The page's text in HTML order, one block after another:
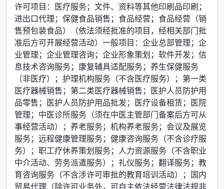
许可项目：医疗服务；文件、资料等其他印刷品印刷；
进出口代理；保健食品销售；食品经营；食品经营（销
售预包装食品）（依法须经批准的项目，经相关部门批
准后方可开展经营活动）一般项目：企业总部管理；企
业管理；企业管理咨询；企业形象策划；软件开发；信
息技术咨询服务；康复辅具适配服务；养生保健服务
（非医疗）；护理机构服务（不含医疗服务）；第一类
医疗器械销售；第二类医疗器械销售；医护人员防护用
品零售；医护人员防护用品批发；医疗设备租赁；医院
管理；中医诊所服务（须在中医主管部门备案后方可从
事经营活动）；养老服务；机构养老服务；会议及展览
服务；远程健康管理服务；健康咨询服务（不含诊疗服
务）；职工疗休养策划服务；人力资源服务（不含职业
中介活动、劳务派遣服务）；礼仪服务；翻译服务；教
育咨询服务（不含涉许可审批的教育培训活动）；国内
贸易代理（除许可业务外，可自主依法经营法律法规非